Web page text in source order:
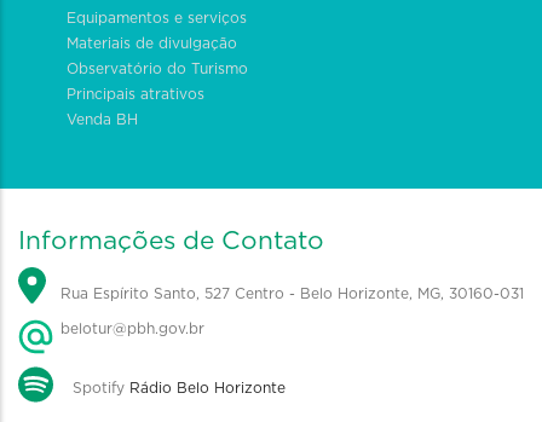
Equipamentos e serviços
Materiais de divulgação
Observatório do Turismo
Principais atrativos
Venda BH
Informações de Contato
Rua Espírito Santo, 527 Centro - Belo Horizonte, MG, 30160-031
belotur@pbh.gov.br
Spotify Rádio Belo Horizonte